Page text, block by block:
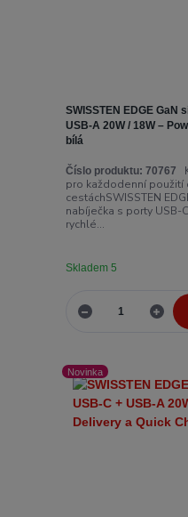
SWISSTEN EDGE GaN
USB-A 20W / 18W –
bílá
Číslo produktu: 70767
pro každodenní použití
cestáchSWISSTEN
nabíječka s porty USB-
rychlé...
Skladem 5
Novinka